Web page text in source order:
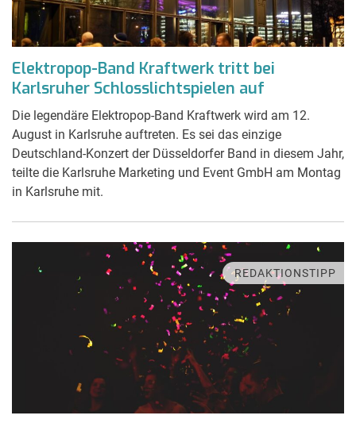
Elektropop-Band Kraftwerk tritt bei
Karlsruher Schlosslichtspielen auf
Die legendäre Elektropop-Band Kraftwerk wird am 12.
August in Karlsruhe auftreten. Es sei das einzige
Deutschland-Konzert der Düsseldorfer Band in diesem Jahr,
teilte die Karlsruhe Marketing und Event GmbH am Montag
in Karlsruhe mit.
REDAKTIONSTIPP